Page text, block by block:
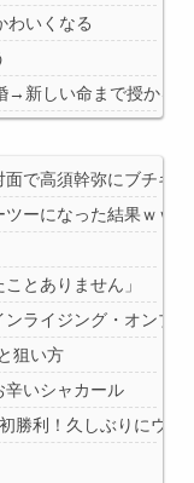
わいくなる
→新しい命まで授かる
面で高須幹弥にブチギ
ツーになった結果ｗｗ
とありません」
ライジング・オン
狙い方
辛いシャカール
勝利！久しぶりにウマ